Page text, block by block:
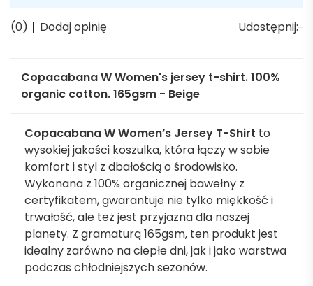
(0) Dodaj opinię Udostępnij:
Copacabana W Women's jersey t-shirt. 100%
organic cotton. 165gsm - Beige
Copacabana W Women’s Jersey T-Shirt to
wysokiej jakości koszulka, która łączy w sobie
komfort i styl z dbałością o środowisko.
Wykonana z 100% organicznej bawełny z
certyfikatem, gwarantuje nie tylko miękkość i
trwałość, ale też jest przyjazna dla naszej
planety. Z gramaturą 165gsm, ten produkt jest
idealny zarówno na ciepłe dni, jak i jako warstwa
podczas chłodniejszych sezonów.